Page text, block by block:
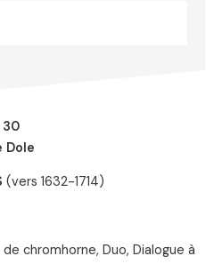
30
Dole
(vers 1632-1714)
chromhorne, Duo, Dialogue à